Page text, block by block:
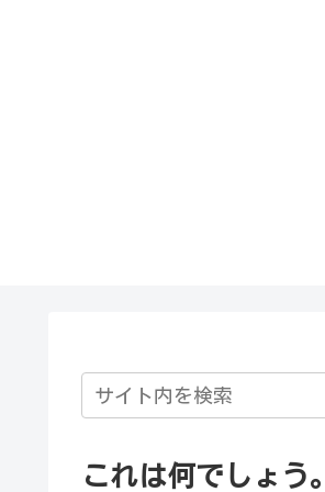
これは何でしょう。